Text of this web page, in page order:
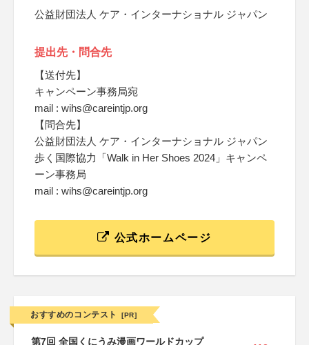
公益財団法人 ケア・インターナショナル ジャパン
提出先・問合先
【送付先】
キャンペーン事務局宛
mail : wihs@careintjp.org
【問合先】
公益財団法人 ケア・インターナショナル ジャパン
歩く国際協力「Walk in Her Shoes 2024」キャンペ
ーン事務局
mail : wihs@careintjp.org
公式ホームページ
おすすめのコンテスト [PR]
第7回 全国くにうみ漫画ワールドカップ